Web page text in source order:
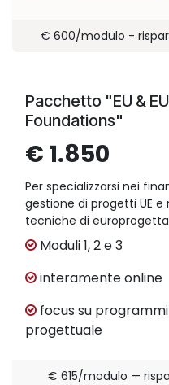
€ 600/modulo -
Pacchetto "EU &
Foundations"
€ 1.850
Per specializzarsi nei
gestione di progetti UE e
tecniche di
Moduli 1, 2 e 3
interamente online
focus su
progettuale
€ 615/modulo —